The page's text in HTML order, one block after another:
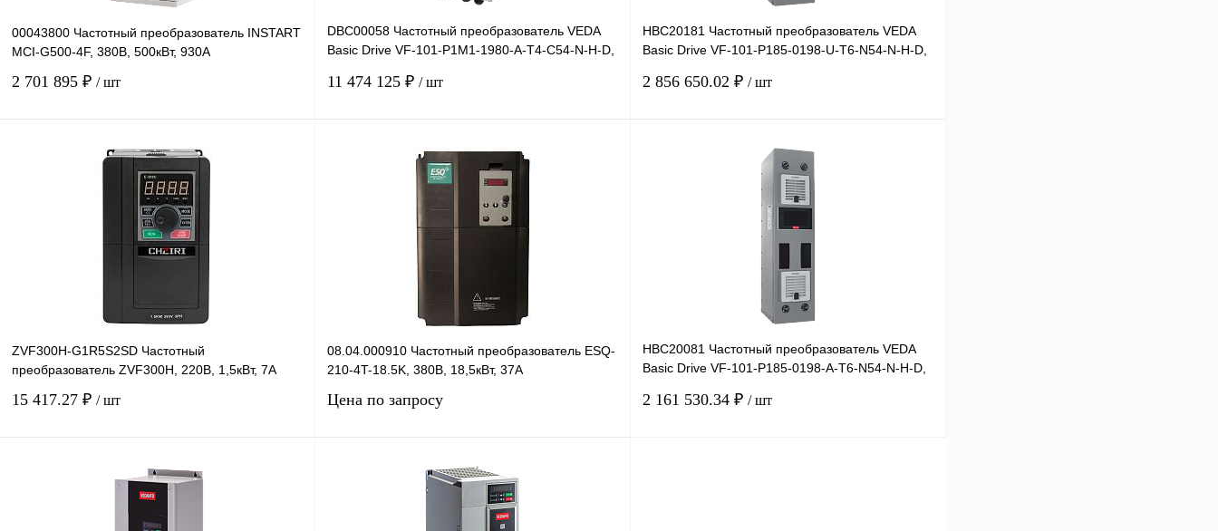
00043800 Частотный преобразователь INSTART
MCI-G500-4F, 380В, 500кВт, 930А
2 701 895 ₽ / шт
В корзину
Сравнение
Под заказ
DBC00058 Частотный преобразователь VEDA
Basic Drive VF-101-P1M1-1980-A-T4-C54-N-H-D,
11 474 125 ₽ / шт
В корзину
Сравнение
Под заказ
HBC20181 Частотный преобразователь VEDA
Basic Drive VF-101-P185-0198-U-T6-N54-N-H-D,
2 856 650.02 ₽ / шт
В корзину
Сравнение
ZVF300H-G1R5S2SD Частотный
преобразователь ZVF300H, 220В, 1,5кВт, 7А
15 417.27 ₽ / шт
В корзину
08.04.000910 Частотный преобразователь ESQ-
210-4T-18.5K, 380В, 18,5кВт, 37А
Цена по запросу
Запросить цену
Сравнение
HBC20081 Частотный преобразователь VEDA
Basic Drive VF-101-P185-0198-A-T6-N54-N-H-D,
2 161 530.34 ₽ / шт